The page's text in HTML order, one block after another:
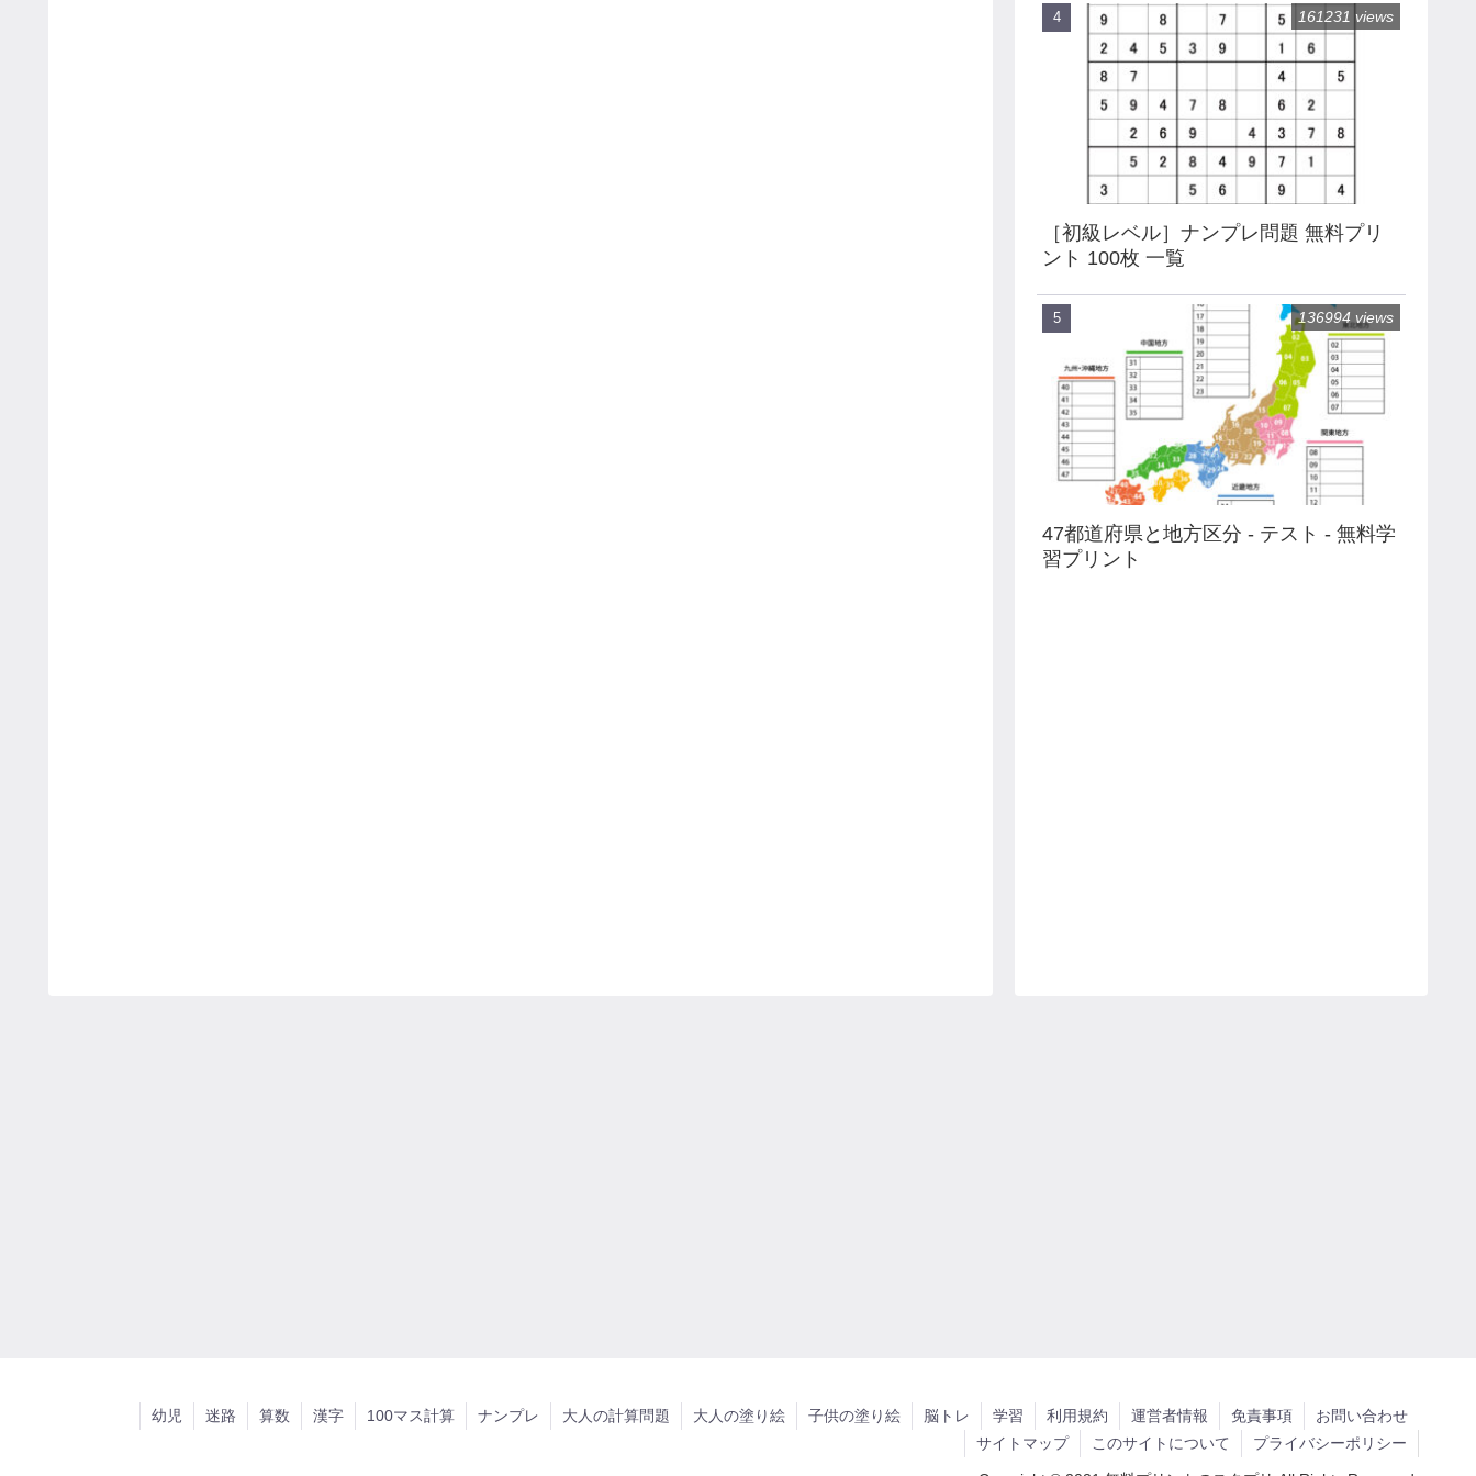
［初級レベル］ナンプレ問題 無料プリ
ント 100枚 一覧
161231 views
47都道府県と地方区分 - テスト - 無料学
習プリント
136994 views
幼児 迷路 算数 漢字 100マス計算 ナンプレ 大人の計算問題 大人の塗り絵 子供の塗り絵 脳トレ 学習 利用規約 運営者情報 免責事項
お問い合わせ
サイトマップ
このサイトについて プライバシーポリシー